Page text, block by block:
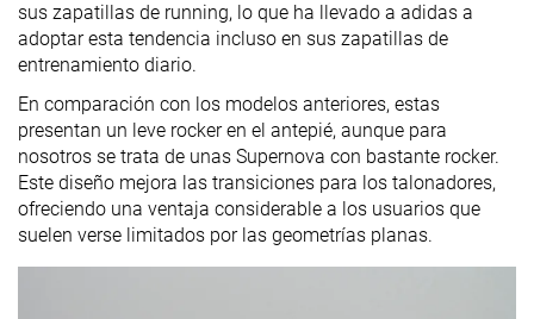
sus zapatillas de running, lo que ha llevado a adidas a
adoptar esta tendencia incluso en sus zapatillas de
entrenamiento diario.
En comparación con los modelos anteriores, estas
presentan un leve rocker en el antepié, aunque para
nosotros se trata de unas Supernova con bastante rocker.
Este diseño mejora las transiciones para los talonadores,
ofreciendo una ventaja considerable a los usuarios que
suelen verse limitados por las geometrías planas.